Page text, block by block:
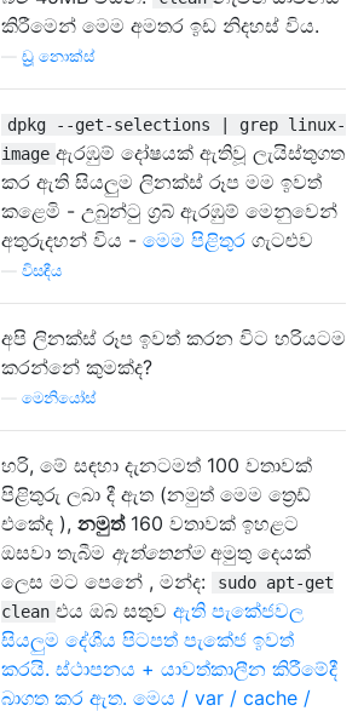
කිරීමෙන් මෙම අමතර ඉඩ නිදහස් විය.
ඩ්‍රූ නොක්ස්
dpkg --get-selections | grep linux-
image ඇරඹුම් දෝෂයක් ඇතිවූ ලැයිස්තුගත
කර ඇති සියලුම ලිනක්ස් රූප මම ඉවත්
කළෙමි - උබුන්ටු ග්‍රබ් ඇරඹුම් මෙනුවෙන්
අතුරුදහන් විය - මෙම පිළිතුර ගැටළුව
විසඳීය
අපි ලිනක්ස් රූප ඉවත් කරන විට හරියටම
කරන්නේ කුමක්ද?
මෙනියෝස්
හරි, මේ සඳහා දැනටමත් 100 වතාවක්
පිළිතුරු ලබා දී ඇත (නමුත් මෙම ත්‍රෙඩ්
එකේද ), නමුත්160 වතාවක් ඉහළට
ඔසවා තැබීම ඇත්තෙන්මඅමුතු දෙයක්
ලෙස මට පෙනේ , මන්ද:
sudo apt-get
clean එය ඔබ සතුව ඇති පැකේජවල
සියලුම දේශීය පිටපත් පැකේජ ඉවත්
කරයි. ස්ථාපනය + යාවත්කාලීන කිරීමේදී
බාගත කර ඇත. මෙය / var / cache /